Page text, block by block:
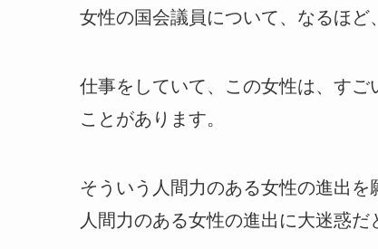
女性の国会議員について、なるほど
仕事をしていて、この女性は、す
ことがあります。
そういう人間力のある女性の進出
人間力のある女性の進出に大迷惑だ